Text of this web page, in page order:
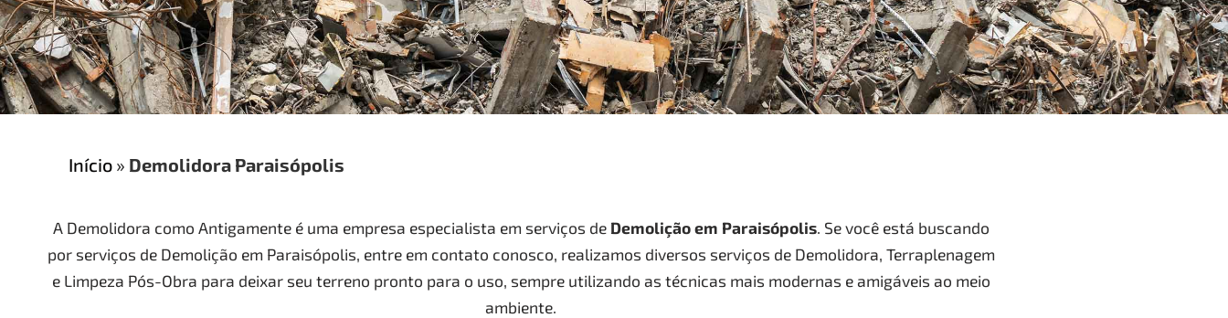
Início » Demolidora Paraisópolis
A Demolidora como Antigamente é uma empresa especialista em serviços de Demoliçãoem Paraisópolis. Se você está buscando
por serviços de Demolição em Paraisópolis, entre em contato conosco, realizamos diversos serviços de Demolidora, Terraplenagem
e Limpeza Pós-Obra para deixar seu terreno pronto para o uso, sempre utilizando as técnicas mais modernas e amigáveis ao meio
ambiente.